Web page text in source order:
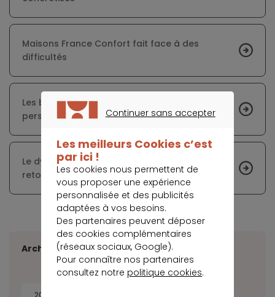
Maisons France Confort fait face à des
difficultés
Les banques rechignent à prêter aux
personnes non salariées ou en CDD
Le dynamisme du marché immobilier grâce au
retour des taux records
Archives
2026
Continuer sans accepter
Les meilleurs Cookies c’est
par ici !
Les cookies nous permettent de
vous proposer une expérience
personnalisée et des publicités
adaptées à vos besoins.
Des partenaires peuvent déposer
des cookies complémentaires
(réseaux sociaux, Google).
Pour connaître nos partenaires
consultez notre politique cookies.